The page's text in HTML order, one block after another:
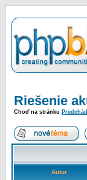
Riešenie
Choď na stránku
Autor